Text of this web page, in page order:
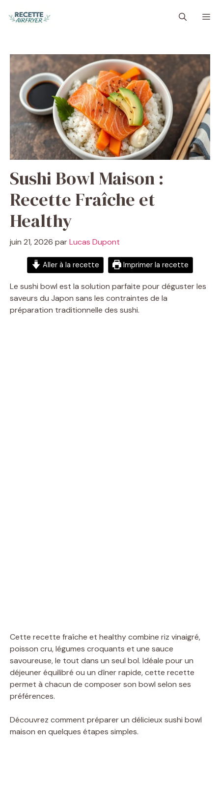
Sushi Bowl Maison :
Recette Fraîche et
Healthy
juin 21, 2026 parLucas Dupont
Aller à la recette Imprimer la recette
Le sushi bowl est la solution parfaite pour déguster les
saveurs du Japon sans les contraintes de la
préparation traditionnelle des sushi.
Cette recette fraîche et healthy combine riz vinaigré,
poisson cru, légumes croquants et une sauce
savoureuse, le tout dans un seul bol. Idéale pour un
déjeuner équilibré ou un dîner rapide, cette recette
permet à chacun de composer son bowl selon ses
préférences.
Découvrez comment préparer un délicieux sushi bowl
maison en quelques étapes simples.